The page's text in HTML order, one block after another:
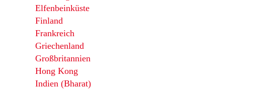
Elfenbeinküste
Finland
Frankreich
Griechenland
Großbritannien
Hong Kong
Indien (Bharat)